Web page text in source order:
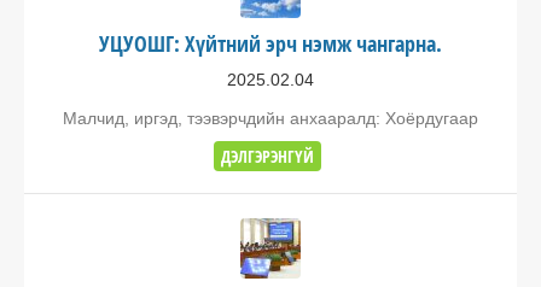
УЦУОШГ: Хүйтний эрч нэмж чангарна.
2025.02.04
Малчид, иргэд, тээвэрчдийн анхааралд: Хоёрдугаар
ДЭЛГЭРЭНГҮЙ